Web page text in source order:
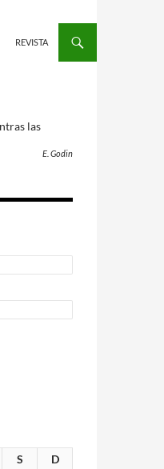
REVISTA
las
E. Godin
S
D